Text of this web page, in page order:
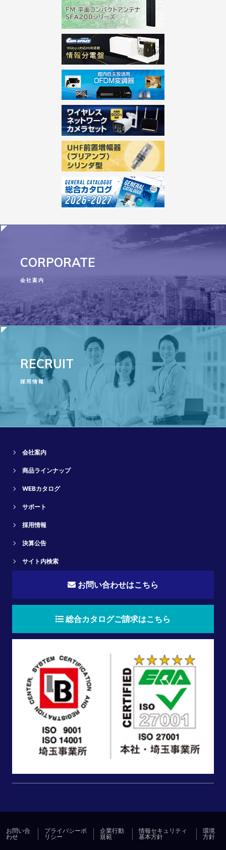
CORPORATE
会社案内
RECRUIT
採用情報
会社案内
商品ラインナップ
WEBカタログ
サポート
採用情報
決算公告
サイト内検索
お問い合わせはこちら
総合カタログご請求はこちら
お問い合
わせ
プライバシーポ
リシー
企業行動
規範
情報セキュリティ
基本方針
環境
方針